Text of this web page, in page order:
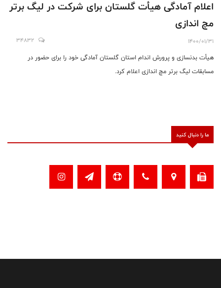
اعلام آمادگی هیأت گلستان برای شرکت در لیگ برتر
مچ اندازی
1400/01/31
34832
هیأت بدنسازی و پرورش اندام استان گلستان آمادگی خود را برای حضور در
مسابقات لیگ برتر مچ اندازی اعلام کرد.
ما را دنبال کنید